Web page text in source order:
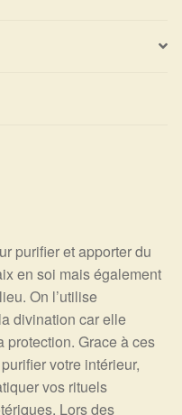
purifier et apporter du
en soi mais également
On l’utilise
divination car elle
protection. Grace à ces
votre intérieur,
vos rituels
Lors des